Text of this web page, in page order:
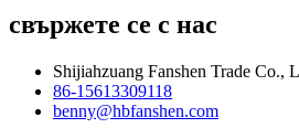
свържете се с нас
Shijiahzuang Fanshen Trade Co.,
86-15613309118
benny@hbfanshen.com